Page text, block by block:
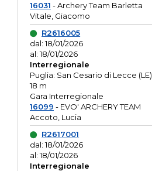
16031 - Archery Team Barletta
Vitale, Giacomo
R2616005
dal: 18/01/2026
al: 18/01/2026
Interregionale
Puglia: San Cesario di Lecce (LE)
18 m
Gara Interregionale
16099 - EVO' ARCHERY TEAM
Accoto, Lucia
R2617001
dal: 18/01/2026
al: 18/01/2026
Interregionale